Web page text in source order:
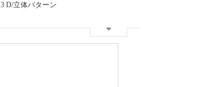
3 D/立体パターン